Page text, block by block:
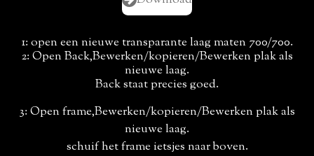
1: open een nieuwe transparante laag maten 700/700.
2: Open Back,Bewerken/kopieren/Bewerken plak als
nieuwe laag.
Back staat precies goed.
3: Open frame,Bewerken/kopieren/Bewerken plak als
nieuwe laag.
schuif het frame ietsjes naar boven.